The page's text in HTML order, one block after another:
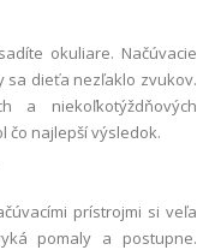
okuliare. Načúvacie
sa dieťa nezľaklo zvukov.
a niekoľkotýždňových
čo najlepší výsledok.
prístrojmi si veľa
pomaly a postupne.